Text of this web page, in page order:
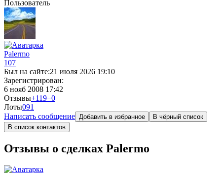
Пользователь
Palermo
107
Был на сайте:21 июля 2026 19:10
Зарегистрирован:
6 нояб 2008 17:42
Отзывы+119−0
Лоты091
Написать сообщение Добавить в избранное
В чёрный список
В список контактов
Отзывы о сделках Palermo